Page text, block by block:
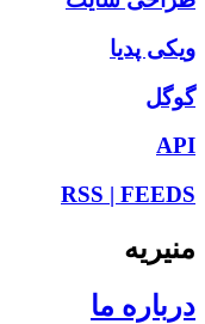
ویکی پدیا
گوگل
API
RSS | FEEDS
منیریه
درباره ما